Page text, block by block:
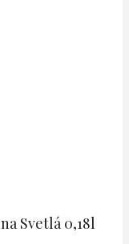
Svetlá 0,18l